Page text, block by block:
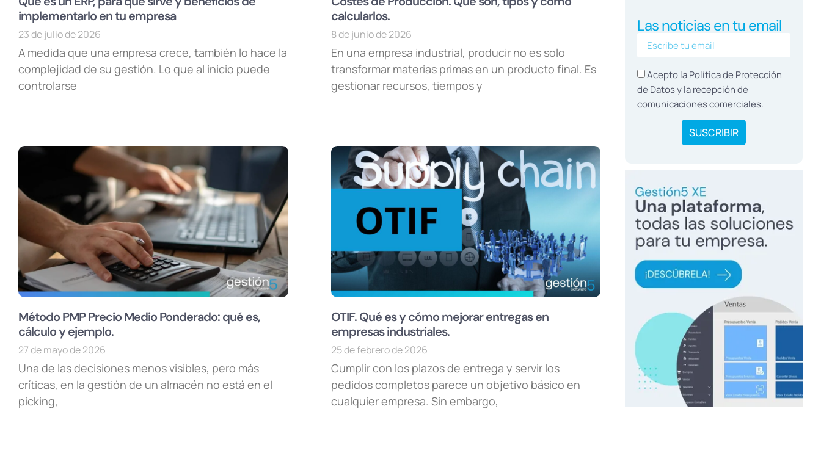
implementarlo en tu empresa
23 de julio de 2026
A medida que una empresa crece, también lo hace la
complejidad de su gestión. Lo que al inicio puede
controlarse
calcularlos.
8 de junio de 2026
En una empresa industrial, producir no es solo
transformar materias primas en un producto final. Es
gestionar recursos, tiempos y
Método PMP Precio Medio Ponderado: qué es,
cálculo y ejemplo.
27 de mayo de 2026
Una de las decisiones menos visibles, pero más
críticas, en la gestión de un almacén no está en el
picking,
OTIF. Qué es y cómo mejorar entregas en
empresas industriales.
25 de febrero de 2026
Cumplir con los plazos de entrega y servir los
pedidos completos parece un objetivo básico en
cualquier empresa. Sin embargo,
Las noticias en tu email
Acepto la Política de Protección
de Datosy la recepción de
comunicaciones comerciales.
SUSCRIBIR